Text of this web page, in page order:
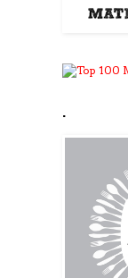
.